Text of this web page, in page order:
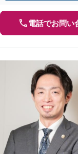
電話でお問い